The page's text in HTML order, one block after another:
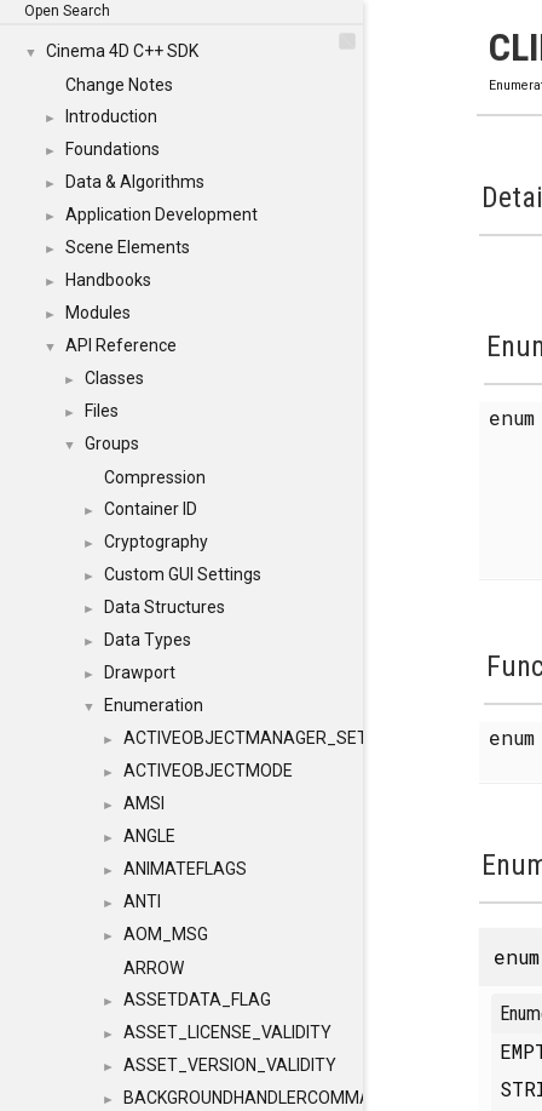
Open Search
▼
Cinema 4D C++ SDK
Change Notes
► Introduction
► Foundations
► Data & Algorithms
► Application Development
► Scene Elements
► Handbooks
► Modules
▼ API Reference
► Classes
► Files
▼
Groups
Compression
► Container ID
► Cryptography
► Custom GUI Settings
► Data Structures
► Data Types
► Drawport
▼ Enumeration
► ACTIVEOBJECTMANAGER_SETOBJECTS
► ACTIVEOBJECTMODE
► AMSI
► ANGLE
► ANIMATEFLAGS
► ANTI
►
AOM_MSG
ARROW
► ASSETDATA_FLAG
► ASSET_LICENSE_VALIDITY
► ASSET_VERSION_VALIDITY
► BACKGROUNDHANDLERCOMMAND